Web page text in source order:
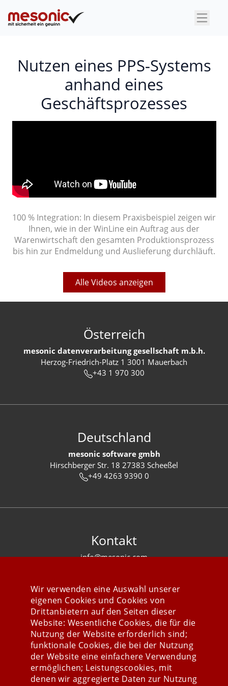
×
Nutzen eines PPS-Systems
anhand eines
Geschäftsprozesses
100 % Integration: In diesem Praxisbeispiel zeigen wir
Ihnen, wie in der WinLine ein Auftrag aus der
Warenwirtschaft den gesamten Produktionsprozess
bis hin zur Endmeldung und Auslieferung durchläuft.
Alle Videos anzeigen
Österreich
mesonic datenverarbeitung gesellschaft m.b.h.
Herzog-Friedrich-Platz 1 3001 Mauerbach
+43 1 970 300
Deutschland
mesonic software gmbh
Hirschberger Str. 18 27383 Scheeßel
+49 4263 9390 0
Kontakt
info@mesonic.com
Stay connected
Wir verwenden eine Auswahl unserer
eigenen Cookies und Cookies von
Drittanbietern auf den Seiten dieser
Website: Wesentliche Cookies, die für die
Nutzung der Website erforderlich sind;
funktionale Cookies, die bei der Nutzung
der Website eine einfachere Verwendung
ermöglichen; Leistungscookies, mit
denen wir aggregierte Daten zur Nutzung